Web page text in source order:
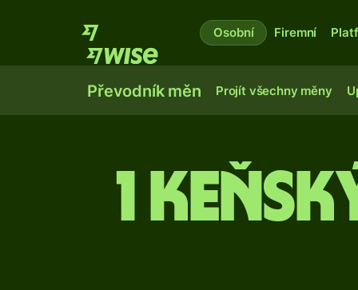
Osobní Firemní
Převodník měn Projít všechny měny
1